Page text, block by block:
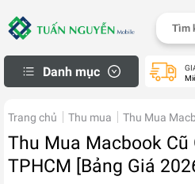
to
Tìm
Danh mục
Macbook cũ
Apple Watch cũ
iPad cũ
Trang chủ Thu mua Thu Mua
Thu Mua Macbook Cũ
TPHCM [Bảng Giá